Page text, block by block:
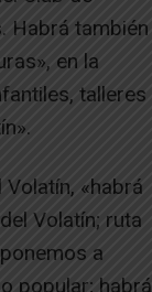
Habrá también
en la
talleres
«habrá
Volatín; ruta
a
popular; habrá